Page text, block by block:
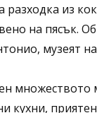
из
на пясък.
музеят
множеството
кухни,